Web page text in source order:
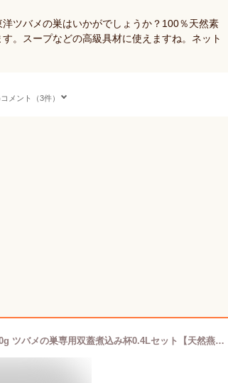
ツバメの巣はいかがでしょうか？100％天然素
。スープなどの高級具材に使えますね。ネット
メント（3件）
東洋ツバメの巣 インドネシア産 【龍牙官燕】30g ツバメの巣専用双蓋煮込み杯0.4Lセット【天然燕の巣】